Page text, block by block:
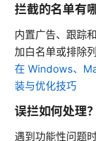
拦截的名单有
内置广告、跟踪
加白名单或排除
在 Windows、
装与优化技巧
误拦如何处理？
遇到功能性问题